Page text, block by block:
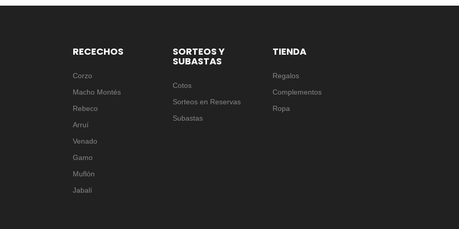
RECECHOS
Corzo
Macho Montés
Rebeco
Arruí
Venado
Gamo
Muflón
Jabalí
SORTEOS Y
SUBASTAS
Cotos
Sorteos en Reservas
Subastas
TIENDA
Regalos
Complementos
Ropa